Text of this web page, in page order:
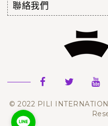
聯絡我們
© 2022 PILI